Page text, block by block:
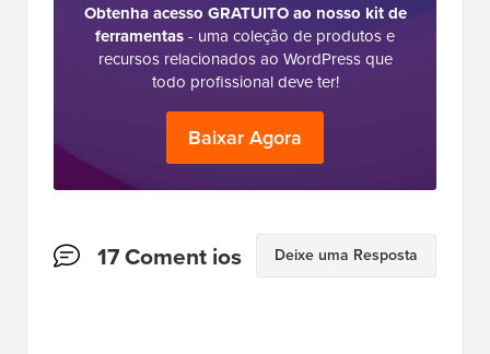
Obtenha acesso GRATUITO ao nosso kit de
ferramentas- uma coleção de produtos e
recursos relacionados ao WordPress que
todo profissional deve ter!
Baixar Agora
Interações
17 Coment ios Deixe uma Resposta